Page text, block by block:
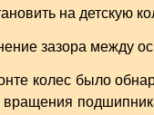
на детскую
колес было
вращения